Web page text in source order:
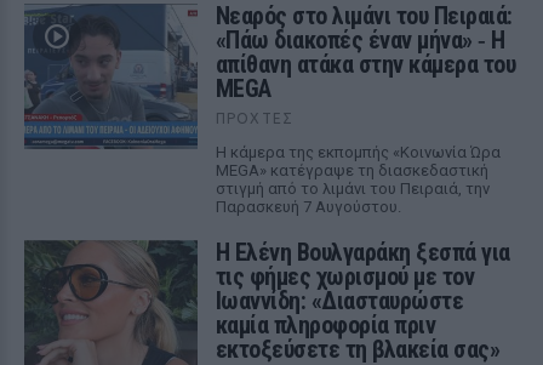
Νεαρός στο λιμάνι του Πειραιά:
«Πάω διακοπές έναν μήνα» ‑ Η
απίθανη ατάκα στην κάμερα του
MEGA
ΠΡΟΧΤΈΣ
Η κάμερα της εκπομπής «Κοινωνία Ώρα
MEGA» κατέγραψε τη διασκεδαστική
στιγμή από το λιμάνι του Πειραιά, την
Παρασκευή 7 Αυγούστου.
Η Ελένη Βουλγαράκη ξεσπά για
τις φήμες χωρισμού με τον
Ιωαννίδη: «Διασταυρώστε
καμία πληροφορία πριν
εκτοξεύσετε τη βλακεία σας»